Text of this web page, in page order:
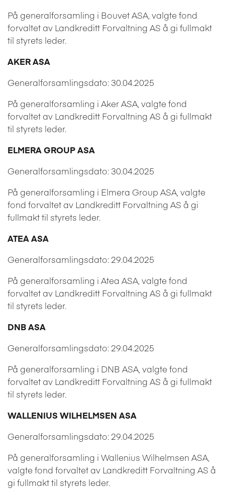
På generalforsamling i Bouvet ASA, valgte fond
forvaltet av Landkreditt Forvaltning AS å gi fullmakt
til styrets leder.
AKER ASA
Generalforsamlingsdato: 30.04.2025
På generalforsamling i Aker ASA, valgte fond
forvaltet av Landkreditt Forvaltning AS å gi fullmakt
til styrets leder.
ELMERA GROUP ASA
Generalforsamlingsdato: 30.04.2025
På generalforsamling i Elmera Group ASA, valgte
fond forvaltet av Landkreditt Forvaltning AS å gi
fullmakt til styrets leder.
ATEA ASA
Generalforsamlingsdato: 29.04.2025
På generalforsamling i Atea ASA, valgte fond
forvaltet av Landkreditt Forvaltning AS å gi fullmakt
til styrets leder.
DNB ASA
Generalforsamlingsdato: 29.04.2025
På generalforsamling i DNB ASA, valgte fond
forvaltet av Landkreditt Forvaltning AS å gi fullmakt
til styrets leder.
WALLENIUS WILHELMSEN ASA
Generalforsamlingsdato: 29.04.2025
På generalforsamling i Wallenius Wilhelmsen ASA,
valgte fond forvaltet av Landkreditt Forvaltning AS å
gi fullmakt til styrets leder.